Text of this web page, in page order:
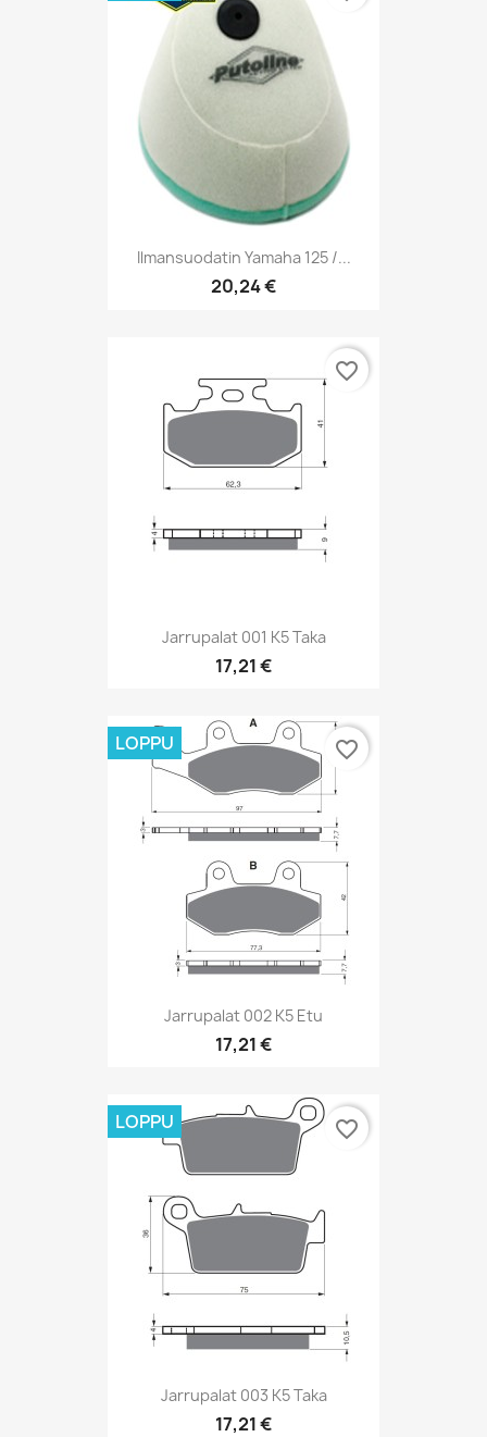
Ilmansuodatin Yamaha 125 /...
20,24 €
Jarrupalat 001 K5 Taka
17,21 €
favorite_border
Jarrupalat 002 K5 Etu
17,21 €
LOPPU favorite_border
Jarrupalat 003 K5 Taka
17,21 €
LOPPU favorite_border